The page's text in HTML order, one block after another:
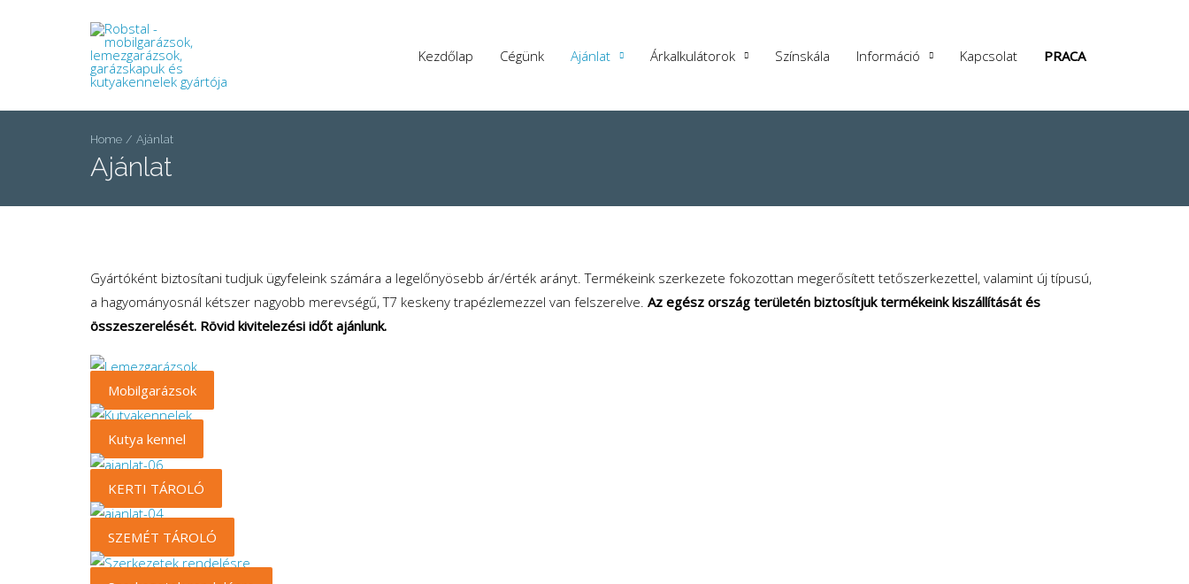
Kezdőlap Cégünk Ajánlat Árkalkulátorok Színskála Információ Kapcsolat PRACA
Home Ajánlat
Ajánlat
Gyártóként biztosítani tudjuk ügyfeleink számára a legelőnyösebb ár/érték arányt. Termékeink szerkezete fokozottan megerősített tetőszerkezettel, valamint új típusú,
a hagyományosnál kétszer nagyobb merevségű, T7 keskeny trapézlemezzel van felszerelve. Az egész ország területén biztosítjuk termékeink kiszállítását és
összeszerelését. Rövid kivitelezési időt ajánlunk.
Mobilgarázsok
Kutya kennel
KERTI TÁROLÓ
SZEMÉT TÁROLÓ